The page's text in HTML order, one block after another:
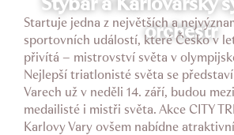
orchestr
Startuje jedna z největších a
sportovních událostí, které Česko v
přivítá – mistrovství světa v
Nejlepší triatlonisté světa se
Varech už v neděli 14. září, budou
medailisté i mistři světa. Akce CITY
Karlovy Vary ovšem nabídne